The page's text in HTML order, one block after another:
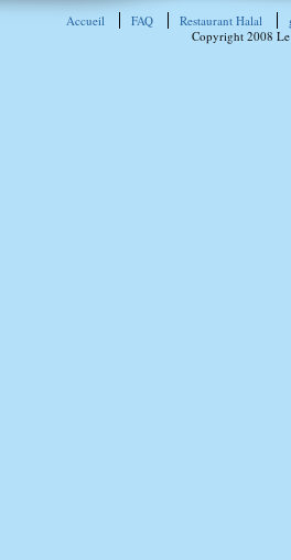
Accueil FAQ Restaurant Halal
Copyright 2008